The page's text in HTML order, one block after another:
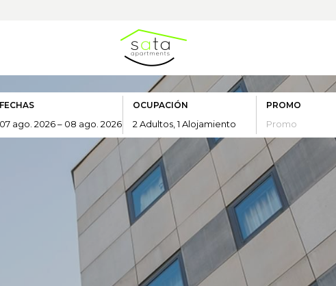
FECHAS OCUPACIÓN PROMO